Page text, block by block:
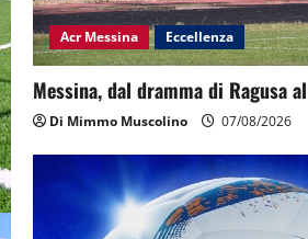
Acr Messina Eccellenza
Messina, dal dramma di Ragusa
Di Mimmo Muscolino 07/08/2026